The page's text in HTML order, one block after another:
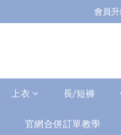
會員
會員
FB海外
會員
上衣 長/短褲
官網合併訂單教學